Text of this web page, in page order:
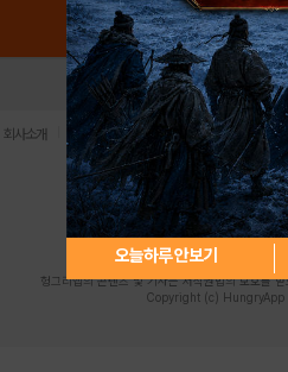
오늘하루 안보기
로그인 PC버전
회사소개 이용약관 | 개인정보 처리방침 | 청소년
사업자등록번호:119-86-61101 (
주소: 서울시 금천구 가산디지털1로 171 연
청소년보호책임자:김동욱
등록번호:서울아02322 |
발행인:(주)스마트나우 송
헝그리앱의 콘텐츠 및 기사는 저작권법의 보호를
Copyright (c) HungryApp